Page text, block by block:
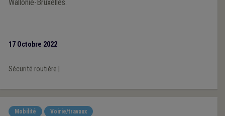
Wallonie-Bruxelles.
17 Octobre 2022
Sécurité routière
Mobilité Voirie/travaux